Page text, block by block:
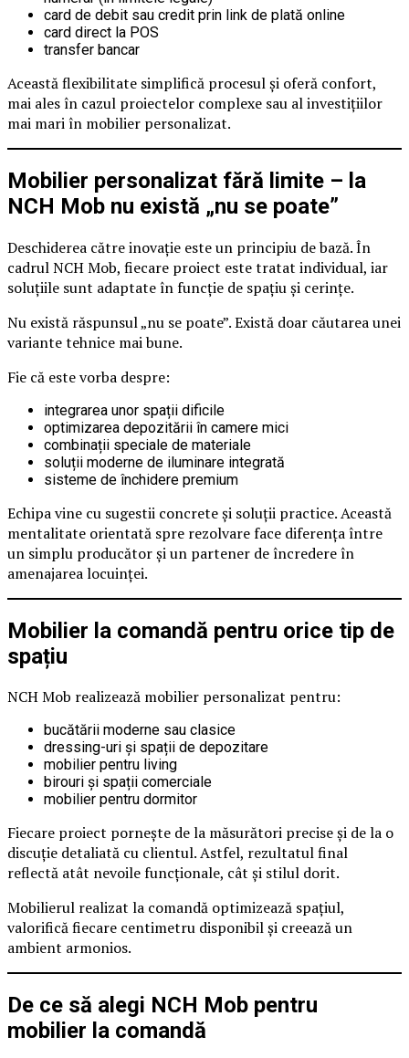
card de debit sau credit prin link de plată online
card direct la POS
transfer bancar
Această flexibilitate simplifică procesul și oferă confort,
mai ales în cazul proiectelor complexe sau al investițiilor
mai mari în mobilier personalizat.
Mobilier personalizat fără limite – la
NCH Mob nu există „nu se poate”
Deschiderea către inovație este un principiu de bază. În
cadrul NCH Mob, fiecare proiect este tratat individual, iar
soluțiile sunt adaptate în funcție de spațiu și cerințe.
Nu există răspunsul „nu se poate”. Există doar căutarea unei
variante tehnice mai bune.
Fie că este vorba despre:
integrarea unor spații dificile
optimizarea depozitării în camere mici
combinații speciale de materiale
soluții moderne de iluminare integrată
sisteme de închidere premium
Echipa vine cu sugestii concrete și soluții practice. Această
mentalitate orientată spre rezolvare face diferența între
un simplu producător și un partener de încredere în
amenajarea locuinței.
Mobilier la comandă pentru orice tip de
spațiu
NCH Mob realizează mobilier personalizat pentru:
bucătării moderne sau clasice
dressing-uri și spații de depozitare
mobilier pentru living
birouri și spații comerciale
mobilier pentru dormitor
Fiecare proiect pornește de la măsurători precise și de la o
discuție detaliată cu clientul. Astfel, rezultatul final
reflectă atât nevoile funcționale, cât și stilul dorit.
Mobilierul realizat la comandă optimizează spațiul,
valorifică fiecare centimetru disponibil și creează un
ambient armonios.
De ce să alegi NCH Mob pentru
mobilier la comandă